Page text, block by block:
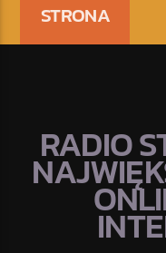
STRONA
RADIO